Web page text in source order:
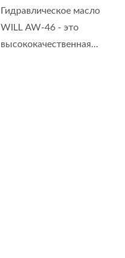
Гидравлическое масло
WILL AW-46 - это
высококачественная...